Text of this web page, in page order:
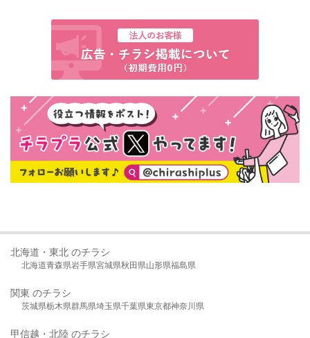
北海道・東北 のチラシ
北海道青森県岩手県宮城県秋田県山形県福島県
関東 のチラシ
茨城県栃木県群馬県埼玉県千葉県東京都神奈川県
甲信越・北陸 のチラシ